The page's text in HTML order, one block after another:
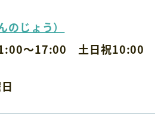
じょう）
～17:00 土日祝10:00